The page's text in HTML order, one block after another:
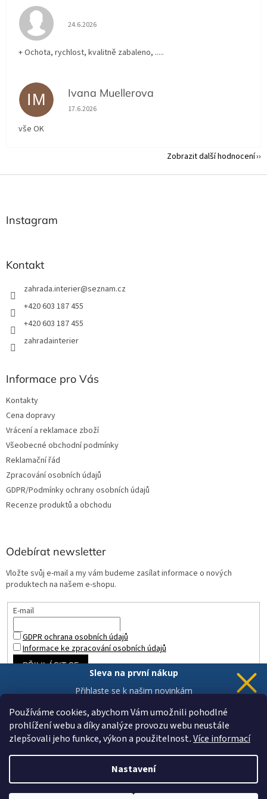
Používáme cookies, abychom Vám umožnili pohodlné
prohlížení webu a díky analýze provozu webu neustále
zlepšovali jeho funkce, výkon a použitelnost.Více informací
Nastavení
Hodnocení obchodu je 5 z 5 hvězdiček.
24.6.2026
+ Ochota, rychlost, kvalitně zabaleno, .....
IM Ivana Muellerova
Hodnocení obchodu je 5 z 5 hvězdiček.
17.6.2026
vše OK
Zobrazit další hodnocení
Instagram
Kontakt
zahrada.interier@seznam.cz
+420 603 187 455
+420 603 187 455
zahradainterier
Informace pro Vás
Kontakty
Cena dopravy
Vrácení a reklamace zboží
Všeobecné obchodní podmínky
Reklamační řád
Zpracování osobních údajů
GDPR/Podmínky ochrany osobních údajů
Recenze produktů a obchodu
Odebírat newsletter
Vložte svůj e-mail a my vám budeme zasílat informace o nových
produktech na našem e-shopu.
E-mail
GDPR ochrana osobních údajů
Informace ke zpracování osobních údajů
PŘIHLÁSIT SE
Vytvořil Shoptet
Copyright 2026ZAHRADA a INTERIÉR. Všechna práva vyhrazena.
Sleva na první nákup
Přihlaste se k našim novinkám
Chci novinky a slevu
Vaše data jsou u nás v bezpečí.